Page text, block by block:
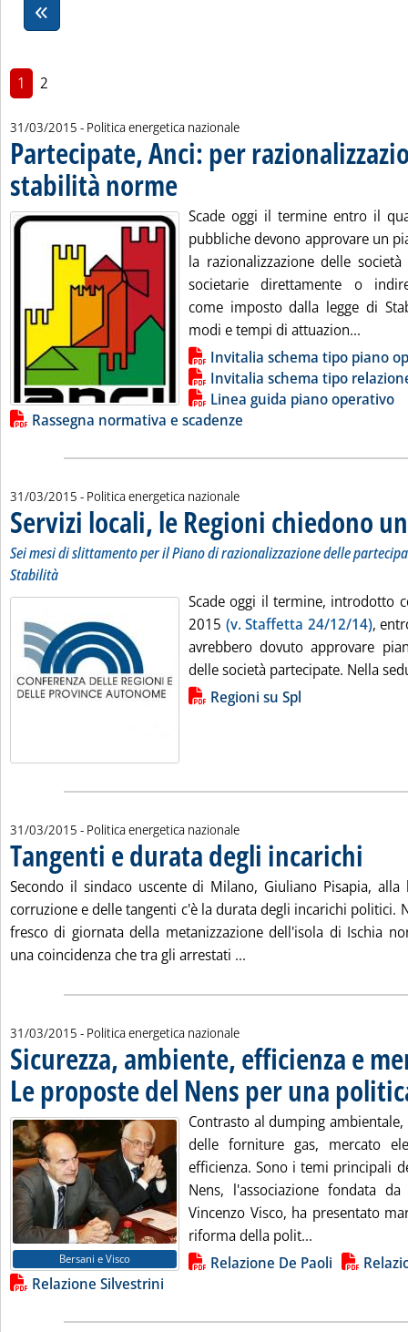
1 2
31/03/2015 - Politica energetica nazionale
Partecipate, Anci: per
stabilità norme . Pubblicata martedì 31 marzo 2015 alle 17.50.
Scade oggi il termine entro il
pubbliche devono approvare un
la razionalizzazione delle
societarie direttamente o
come imposto dalla legge di
modi e tempi di attuazion...
Lista allegati PDF alla notiziaInvitalia schema tipo piano
Invitalia schema tipo
Linea guida piano operativo
Rassegna normativa e scadenze
31/03/2015 - Politica energetica nazionale
Servizi locali, le Regioni chiedono
Sei mesi di slittamento per il Piano di razionalizzazione delle
Stabilità
Scade oggi il termine, introdotto
2015 (v. Staffetta 24/12/14),
avrebbero dovuto approvare
delle società partecipate. Nella
Lista allegati PDF alla notizia
Regioni su Spl
31/03/2015 - Politica energetica nazionale
Tangenti e durata degli incarichi
Secondo il sindaco uscente di Milano, Giuliano Pisapia, alla
corruzione e delle tangenti c'è la durata degli incarichi politici.
fresco di giornata della metanizzazione dell'isola di Ischia
una coincidenza che tra gli arrestati ...
31/03/2015 - Politica energetica nazionale
Sicurezza, ambiente, efficienza e
Le proposte del Nens per una
Bersani e Visco
Contrasto al dumping
delle forniture gas, mercato
efficienza. Sono i temi principali
Nens, l'associazione fondata
Vincenzo Visco, ha presentato
riforma della polit...
Lista allegati PDF alla notiziaRelazione De Paoli
Relazione Silvestrini